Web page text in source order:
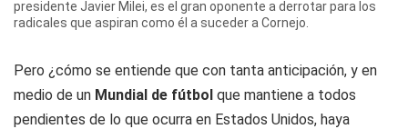
presidente Javier Milei, es el gran oponente a derrotar para los
radicales que aspiran como él a suceder a Cornejo.
Pero ¿cómo se entiende que con tanta anticipación, y en
medio de un Mundial de fútbol que mantiene a todos
pendientes de lo que ocurra en Estados Unidos, haya